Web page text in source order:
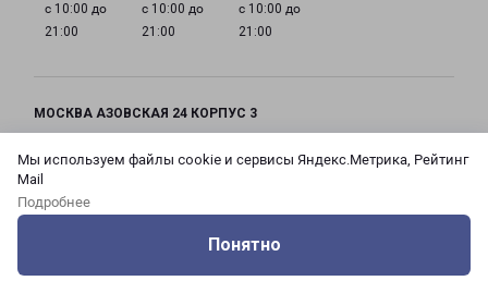
Мы используем файлы cookie и сервисы Яндекс.Метрика, Рейтинг
Mail
Подробнее
Понятно
с 10:00 до
21:00
с 10:00 до
21:00
с 10:00 до
21:00
МОСКВА АЗОВСКАЯ 24 КОРПУС 3
Азовская, дом 24, корпус 3
на карте